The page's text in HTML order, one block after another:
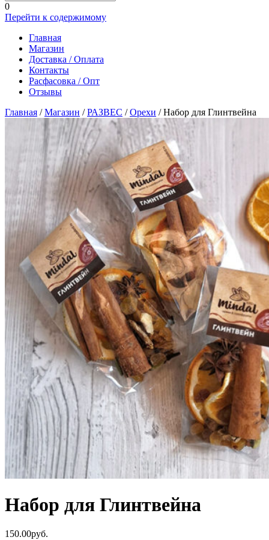
0
Перейти к содержимому
Главная
Магазин
Доставка / Оплата
Контакты
Расфасовка / Опт
Отзывы
Главная /Магазин /РАЗВЕС /Орехи /Набор для Глинтвейна
Набор для Глинтвейна
150.00руб.